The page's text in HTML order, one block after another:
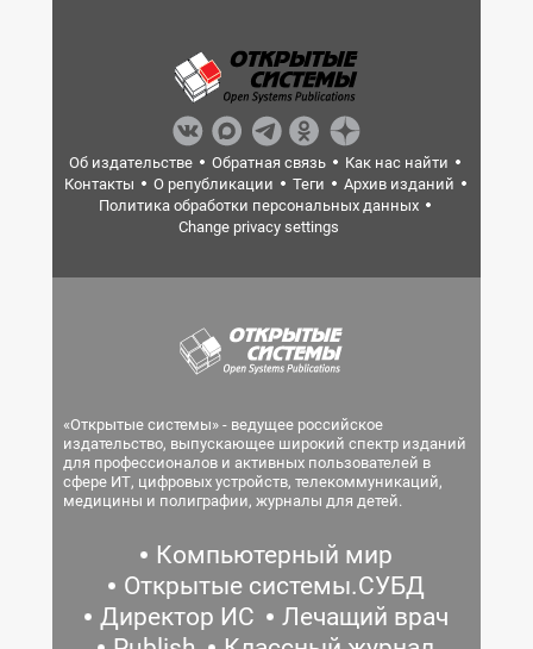
Об издательстве Обратная связь
Как нас найти
Контакты
О републикации Теги
Архив изданий
Политика обработки персональных данных
Change privacy settings
«Открытые системы» - ведущее российское
издательство, выпускающее широкий спектр изданий
для профессионалов и активных пользователей в
сфере ИТ, цифровых устройств, телекоммуникаций,
медицины и полиграфии, журналы для детей.
Компьютерный мир
Открытые системы.СУБД
Директор ИС
Лечащий врач